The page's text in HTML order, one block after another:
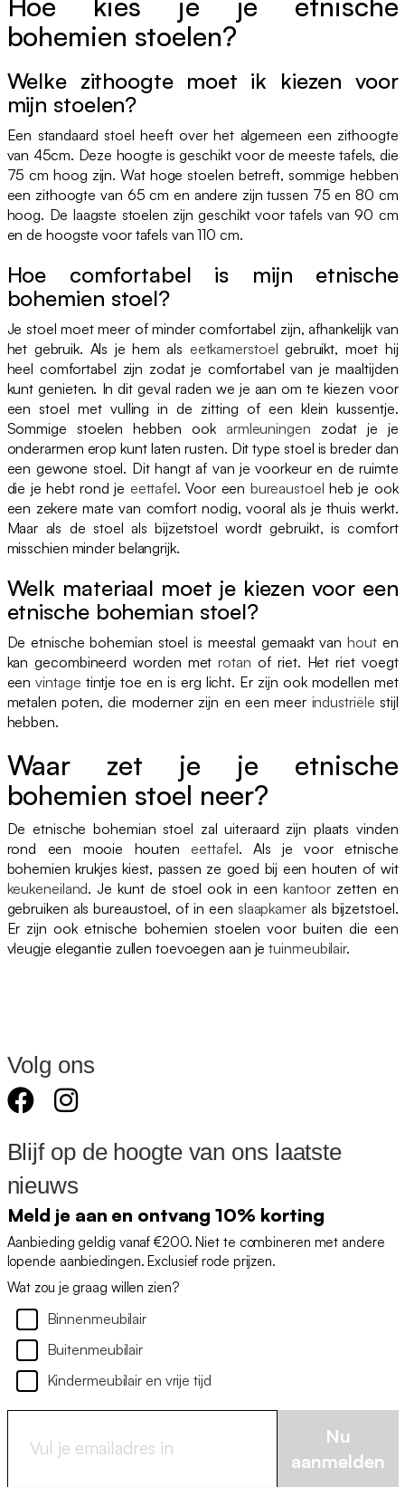
bohemien stoelen?
Welke zithoogte moet ik kiezen voor
mijn stoelen?
Een standaard stoel heeft over het algemeen een zithoogte
van 45cm. Deze hoogte is geschikt voor de meeste tafels, die
75 cm hoog zijn. Wat hoge stoelen betreft, sommige hebben
een zithoogte van 65 cm en andere zijn tussen 75 en 80 cm
hoog. De laagste stoelen zijn geschikt voor tafels van 90 cm
en de hoogste voor tafels van 110 cm.
Hoe comfortabel is mijn etnische
bohemien stoel?
Je stoel moet meer of minder comfortabel zijn, afhankelijk van
het gebruik. Als je hem als eetkamerstoel gebruikt, moet hij
heel comfortabel zijn zodat je comfortabel van je maaltijden
kunt genieten. In dit geval raden we je aan om te kiezen voor
een stoel met vulling in de zitting of een klein kussentje.
Sommige stoelen hebben ook armleuningen zodat je je
onderarmen erop kunt laten rusten. Dit type stoel is breder dan
een gewone stoel. Dit hangt af van je voorkeur en de ruimte
die je hebt rond je eettafel. Voor een bureaustoel heb je ook
een zekere mate van comfort nodig, vooral als je thuis werkt.
Maar als de stoel als bijzetstoel wordt gebruikt, is comfort
misschien minder belangrijk.
Welk materiaal moet je kiezen voor een
etnische bohemian stoel?
De etnische bohemian stoel is meestal gemaakt vanhouten
kan gecombineerd worden metrotan of riet. Het riet voegt
eenvintage tintje toe en is erg licht. Er zijn ook modellen met
metalen poten, die moderner zijn en een meer industriële stijl
hebben.
Waar zet je je etnische
bohemien stoel neer?
De etnische bohemian stoel zal uiteraard zijn plaats vinden
rond een mooie houteneettafel. Als je voor etnische
bohemien krukjes kiest, passen ze goed bij een houten of wit
keukeneiland. Je kunt de stoel ook in een kantoor zetten en
gebruiken als bureaustoel, of in een slaapkamerals bijzetstoel.
Er zijn ook etnische bohemien stoelen voor buiten die een
vleugje elegantie zullen toevoegen aan jetuinmeubilair.
Volg ons
Blijf op de hoogte van ons laatste
nieuws
Meld je aan en ontvang 10% korting
Aanbieding geldig vanaf €200. Niet te combineren met andere
lopende aanbiedingen. Exclusief rode prijzen.
Wat zou je graag willen zien?
Binnenmeubilair
Buitenmeubilair
Kindermeubilair en vrije tijd
Nu
aanmelden